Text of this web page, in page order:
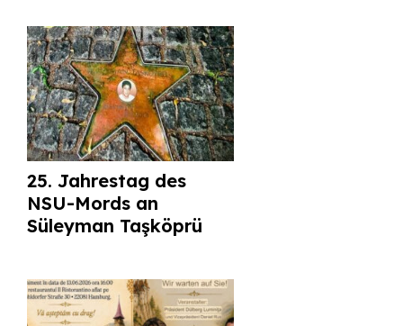
25. Jahrestag des
NSU-Mords an
Süleyman Taşköprü